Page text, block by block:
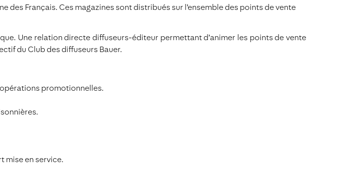
des Français. Ces magazines sont distribués sur l’ensemble des points de vente
Une relation directe diffuseurs-éditeur permettant d’animer les points de vente
du Club des diffuseurs Bauer.
opérations promotionnelles.
mise en service.